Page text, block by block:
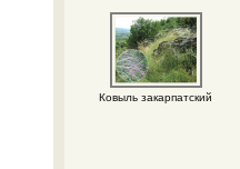
Ковыль закарпатский